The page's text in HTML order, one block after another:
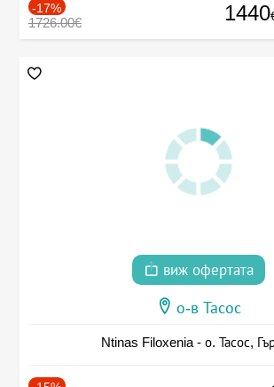
-17%
1726.00€ 1440
виж офертата
о-в Тасос
Ntinas Filoxenia - о. Тасос,